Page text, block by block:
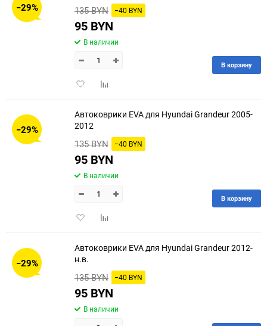
−29% 135 BYN −40 BYN
95 BYN
В наличии
ДобавитьДобавить
В корзину
−29%
Автоковрики EVA для Hyundai Grandeur 2005-
2012
135 BYN −40 BYN
95 BYN
В наличии
ДобавитьДобавить
В корзину
−29%
Автоковрики EVA для Hyundai Grandeur 2012-
н.в.
135 BYN −40 BYN
95 BYN
В наличии